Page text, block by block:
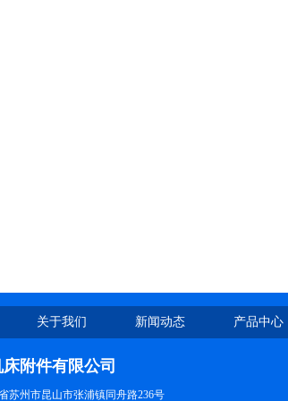
关于我们 新闻动态 产品中心
附件有限公司
苏州市昆山市张浦镇同舟路236号